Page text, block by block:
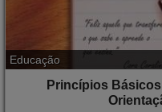
Educação
Princípios